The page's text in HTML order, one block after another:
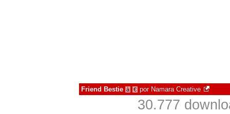
Friend Bestie à € por Namara Creative
30.777